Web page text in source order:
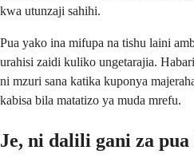
kwa utunzaji sahihi.
Pua yako ina mifupa na tishu laini
urahisi zaidi kuliko ungetarajia.
ni mzuri sana katika kuponya
kabisa bila matatizo ya muda mrefu.
Je, ni dalili gani za